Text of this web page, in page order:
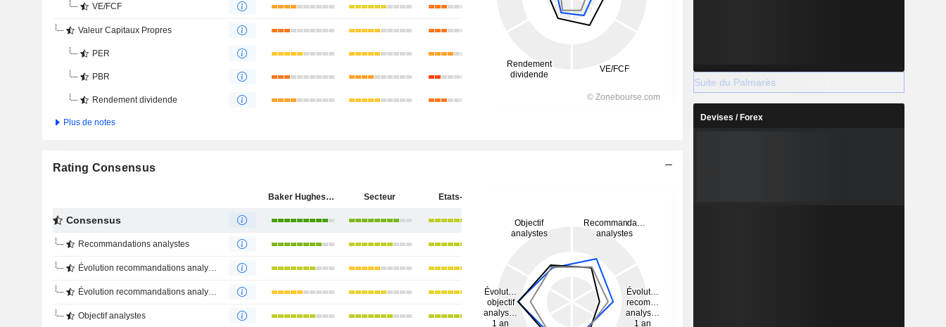
VE/FCF
Valeur Capitaux Propres
PER
PBR
Rendement dividende
Plus de notes
Rating Consensus
Baker Hughes Company Secteur Etats-Unis
Consensus
Recommandations analystes
Évolution recommandations analystes 1 an
Évolution recommandations analystes 4 mois
Objectif analystes
Suite du Palmarès
Devises / Forex